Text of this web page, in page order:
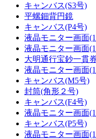
キャンバス(S3号)
平螺鈿背円鏡
キャンバス(P4号)
液晶モニター画面
液晶モニター画面
大明通行宝鈔一貫
液晶モニター画面
キャンバス(M5号)
封筒(角形２号)
キャンバス(F4号)
液晶モニター画面
キャンバス(P5号)
液晶モニター画面